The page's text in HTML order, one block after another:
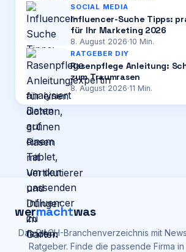
SOCIAL MEDIA
Influencer-Suche Tipps:
für Ihr Marketing 2026
8. August 2026·10 Min.
RATGEBER DIY
Rasenpflege Anleitung:
zum Traumrasen
8. August 2026·11 Min.
wermachtwas
Das DACH-Branchenverzeichnis mit
Ratgeber. Finde die passende Firma in